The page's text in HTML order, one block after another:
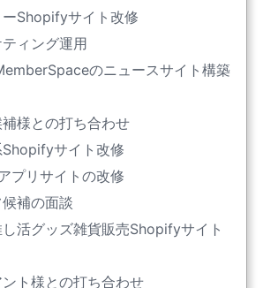
Shopifyサイト改修
ィング運用
のニュースサイト構築
様との打ち合わせ
Shopifyサイト改修
プリサイトの改修
補の面談
活グッズ雑貨販売Shopifyサイト
ト様との打ち合わせ